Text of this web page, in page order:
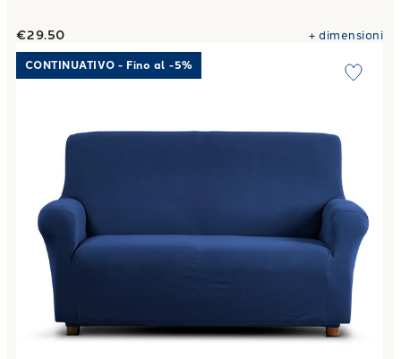
€29.50 +dimensioni
Link to "Copridivano elasticizzato new magic in Cotone
CONTINUATIVO - Fino al -5%